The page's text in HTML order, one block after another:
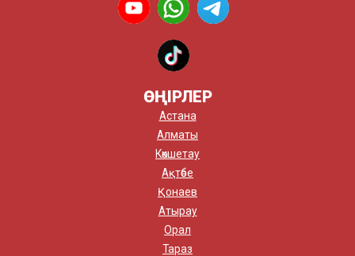
ӨҢІРЛЕР
Астана
Алматы
Көкшетау
Ақтөбе
Қонаев
Атырау
Орал
Тараз